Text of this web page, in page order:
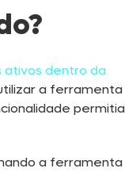
ativos dentro da
a ferramenta
permitia
a ferramenta